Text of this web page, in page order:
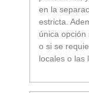
en la
estricta.
única opción
o si se
locales o las